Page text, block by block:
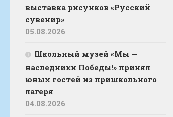
выставка рисунков «Русский
сувенир»
05.08.2026
Школьный музей «Мы —
наследники Победы!» принял
юных гостей из пришкольного
лагеря
04.08.2026